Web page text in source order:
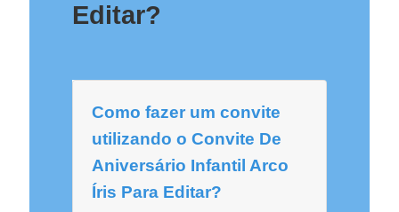
Editar?
Como fazer um convite
utilizando o Convite De
Aniversário Infantil Arco
Íris Para Editar?